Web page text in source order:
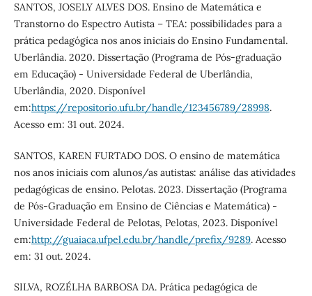
SANTOS, JOSELY ALVES DOS. Ensino de Matemática e
Transtorno do Espectro Autista – TEA: possibilidades para a
prática pedagógica nos anos iniciais do Ensino Fundamental.
Uberlândia. 2020. Dissertação (Programa de Pós-graduação
em Educação) - Universidade Federal de Uberlândia,
Uberlândia, 2020. Disponível
em:https://repositorio.ufu.br/handle/123456789/28998.
Acesso em: 31 out. 2024.
SANTOS, KAREN FURTADO DOS. O ensino de matemática
nos anos iniciais com alunos/as autistas: análise das atividades
pedagógicas de ensino. Pelotas. 2023. Dissertação (Programa
de Pós-Graduação em Ensino de Ciências e Matemática) -
Universidade Federal de Pelotas, Pelotas, 2023. Disponível
em:http://guaiaca.ufpel.edu.br/handle/prefix/9289. Acesso
em: 31 out. 2024.
SILVA, ROZÉLHA BARBOSA DA. Prática pedagógica de